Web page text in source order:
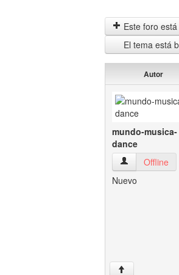
Este foro
El tema está
Autor
mundo-musica-
dance
mundo-Offline
Nuevo
↑